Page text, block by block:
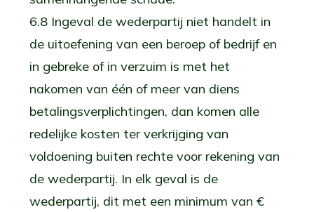
6.8 Ingeval de wederpartij niet handelt in
de uitoefening van een beroep of bedrijf en
in gebreke of in verzuim is met het
nakomen van één of meer van diens
betalingsverplichtingen, dan komen alle
redelijke kosten ter verkrijging van
voldoening buiten rechte voor rekening van
de wederpartij. In elk geval is de
wederpartij, dit met een minimum van €